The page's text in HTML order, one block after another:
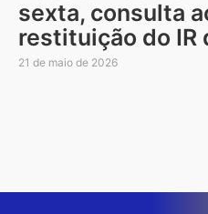
sexta, consulta
restituição do IR
21 de maio de 2026